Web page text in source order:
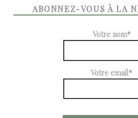
ABONNEZ-VOUS À LA
Votre nom*
Votre email*